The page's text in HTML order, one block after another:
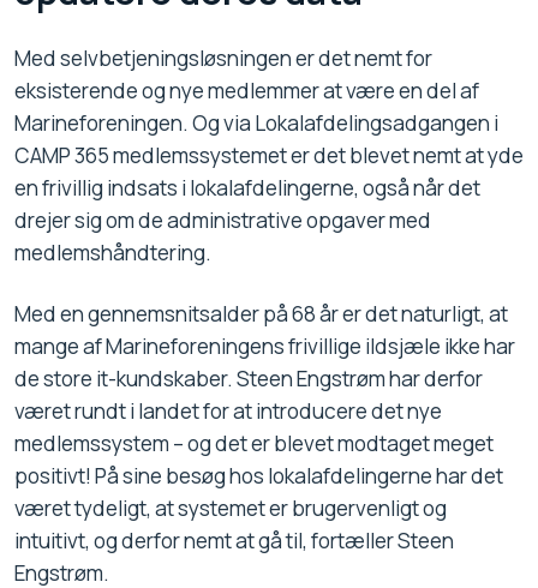
Med selvbetjeningsløsningen er det nemt for
eksisterende og nye medlemmer at være en del af
Marineforeningen. Og via Lokalafdelingsadgangen i
CAMP 365 medlemssystemet er det blevet nemt at yde
en frivillig indsats i lokalafdelingerne, også når det
drejer sig om de administrative opgaver med
medlemshåndtering.
Med en gennemsnitsalder på 68 år er det naturligt, at
mange af Marineforeningens frivillige ildsjæle ikke har
de store it-kundskaber. Steen Engstrøm har derfor
været rundt i landet for at introducere det nye
medlemssystem – og det er blevet modtaget meget
positivt! På sine besøg hos lokalafdelingerne har det
været tydeligt, at systemet er brugervenligt og
intuitivt, og derfor nemt at gå til, fortæller Steen
Engstrøm.